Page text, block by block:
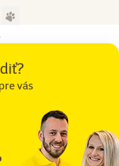
stranastrana
Prejsť na stranu 2
vás